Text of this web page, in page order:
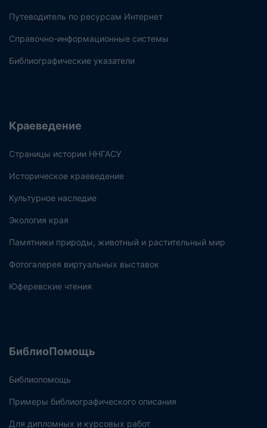
Путеводитель по ресурсам Интернет
Справочно-информационные системы
Библиографические указатели
Краеведение
Страницы истории ННГАСУ
Историческое краеведение
Культурное наследие
Экология края
Памятники природы, животный и растительный мир
Фотогалерея виртуальных выставок
Юферевские чтения
БиблиоПомощь
Библиопомощь
Примеры библиографического описания
Для дипломных и курсовых работ